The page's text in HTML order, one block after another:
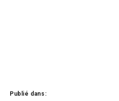
Publié dans: